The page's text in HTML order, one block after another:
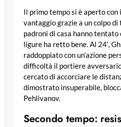
Il primo tempo si è aperto con
vantaggio grazie a un colpo di
padroni di casa hanno tentato
ligure ha retto bene. Al 24′,
raddoppiato con un’azione
difficoltà il portiere
cercato di accorciare le
dimostrato insuperabile,
Pehlivanov.
Secondo tempo: